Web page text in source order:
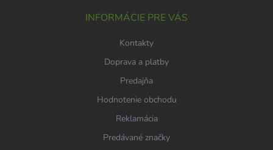
INFORMÁCIE PRE VÁS
Kontakty
Doprava a platby
Predajňa
Hodnotenie obchodu
Reklamácia
Predávané značky